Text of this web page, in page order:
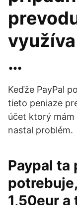
…
Keďže PayPal
tieto peniaze
účet ktorý mám
nastal problém.
Paypal ta
1,50eur